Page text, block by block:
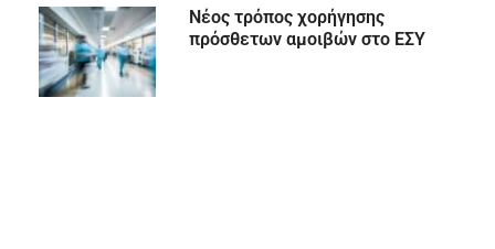
Νέος τρόπος χορήγησης
πρόσθετων αμοιβών στο ΕΣΥ